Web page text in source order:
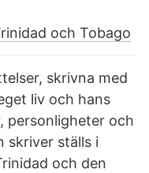
och Tobago
skrivna med
liv och hans
personligheter och
skriver ställs i
och den